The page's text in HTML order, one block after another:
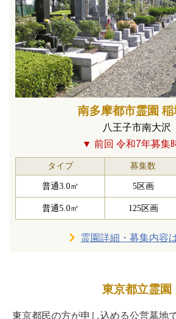
南多摩都市霊園 稲
八王子市南大沢
▼ 前回 令和7年募集
タイプ 募集数
普通3.0㎡ 5区画
普通5.0㎡ 125区画
霊園詳細・募集内容
東京都立霊園
東京都民の方が申し込める公営墓地